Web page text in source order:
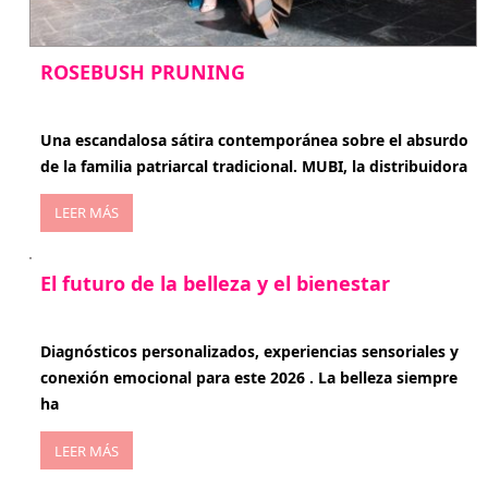
ROSEBUSH PRUNING
Una escandalosa sátira contemporánea sobre el absurdo
de la familia patriarcal tradicional. MUBI, la distribuidora
LEER MÁS
El futuro de la belleza y el bienestar
Diagnósticos personalizados, experiencias sensoriales y
conexión emocional para este 2026 . La belleza siempre
ha
LEER MÁS